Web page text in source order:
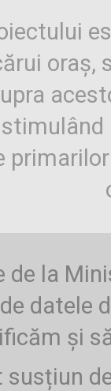
oraș,
de la
datele
și